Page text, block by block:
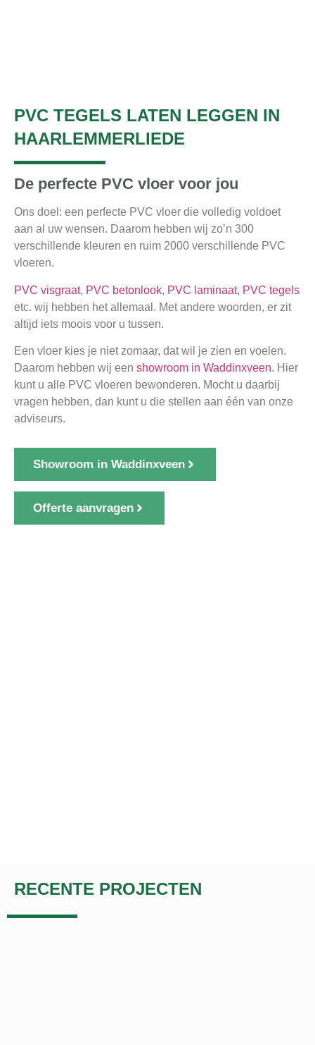
PVC TEGELS LATEN LEGGEN IN
HAARLEMMERLIEDE
De perfecte PVC vloer voor jou
Ons doel: een perfecte PVC vloer die volledig voldoet
aan al uw wensen. Daarom hebben wij zo’n 300
verschillende kleuren en ruim 2000 verschillende PVC
vloeren.
PVC visgraat, PVC betonlook, PVC laminaat, PVC tegels
etc. wij hebben het allemaal. Met andere woorden, er zit
altijd iets moois voor u tussen.
Een vloer kies je niet zomaar, dat wil je zien en voelen.
Daarom hebben wij een showroom in Waddinxveen. Hier
kunt u alle PVC vloeren bewonderen. Mocht u daarbij
vragen hebben, dan kunt u die stellen aan één van onze
adviseurs.
Showroom in Waddinxveen
Offerte aanvragen
RECENTE PROJECTEN